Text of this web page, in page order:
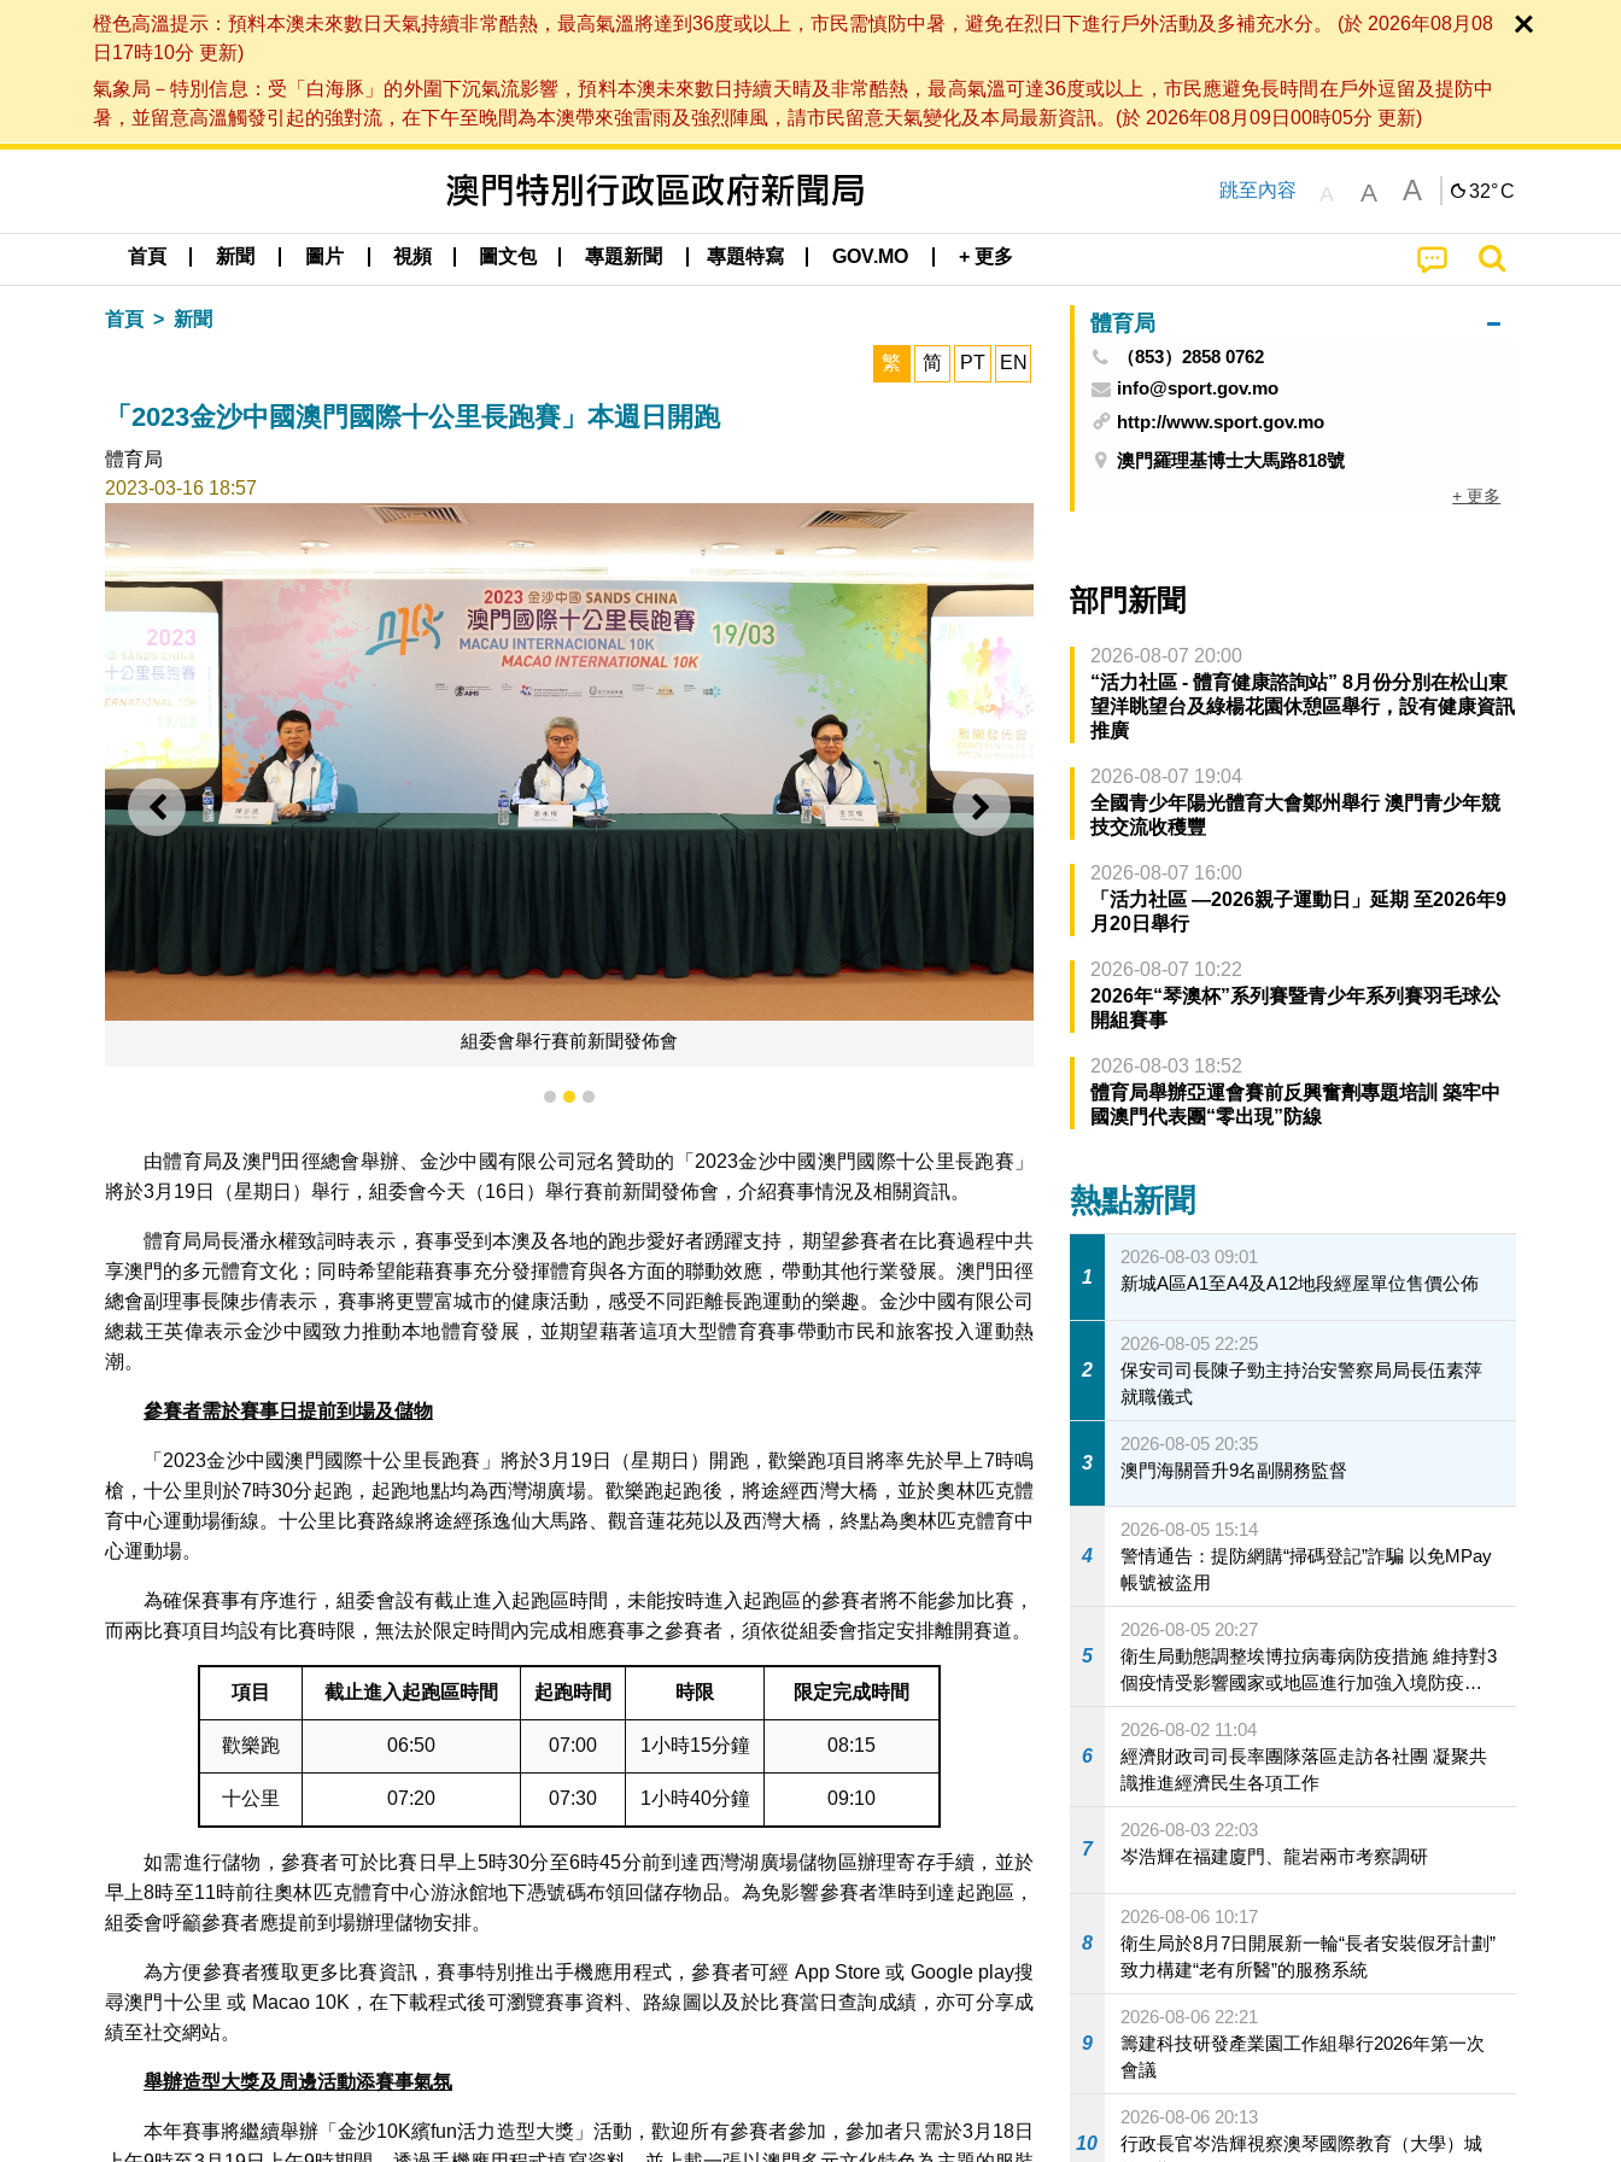
橙色高溫提示：預料本澳未來數日天氣持續非常酷熱，最高氣溫將達到36度或以上，市民需慎防中暑，避免在烈日下進行戶外活動及多補充水分。 (於 2026年08月08
日17時10分 更新)
氣象局－特別信息：受「白海豚」的外圍下沉氣流影響，預料本澳未來數日持續天晴及非常酷熱，最高氣溫可達36度或以上，市民應避免長時間在戶外逗留及提防中
暑，並留意高溫觸發引起的強對流，在下午至晚間為本澳帶來強雷雨及強烈陣風，請市民留意天氣變化及本局最新資訊。(於 2026年08月09日00時05分 更新)
跳至內容 A A A 32°C
首頁 新聞 圖片 視頻 圖文包 專題新聞 專題特寫 GOV.MO + 更多
首頁 新聞
繁 简 PT EN
「2023金沙中國澳門國際十公里長跑賽」本週日開跑
體育局
2023-03-16 18:57
上一則 下一則
組委會舉行賽前新聞發佈會
1 2 3
由體育局及澳門田徑總會舉辦、金沙中國有限公司冠名贊助的「2023金沙中國澳門國際十公里長跑賽」
將於3月19日（星期日）舉行，組委會今天（16日）舉行賽前新聞發佈會，介紹賽事情況及相關資訊。
體育局局長潘永權致詞時表示，賽事受到本澳及各地的跑步愛好者踴躍支持，期望參賽者在比賽過程中共
享澳門的多元體育文化；同時希望能藉賽事充分發揮體育與各方面的聯動效應，帶動其他行業發展。澳門田徑
總會副理事長陳步倩表示，賽事將更豐富城市的健康活動，感受不同距離長跑運動的樂趣。金沙中國有限公司
總裁王英偉表示金沙中國致力推動本地體育發展，並期望藉著這項大型體育賽事帶動市民和旅客投入運動熱
潮。
參賽者需於賽事日 提前到場及儲物
「2023金沙中國澳門國際十公里長跑賽」將於3月19日（星期日）開跑，歡樂跑項目將率先於早上7時鳴
槍，十公里則於7時30分起跑，起跑地點均為西灣湖廣場。歡樂跑起跑後，將途經西灣大橋，並於奧林匹克體
育中心運動場衝線。十公里比賽路線將途經孫逸仙大馬路、觀音蓮花苑以及西灣大橋，終點為奧林匹克體育中
心運動場。
為確保賽事有序進行，組委會設有截止進入起跑區時間，未能按時進入起跑區的參賽者將不能參加比賽，
而兩比賽項目均設有比賽時限，無法於限定時間內完成相應賽事之參賽者，須依從組委會指定安排離開賽道。
項目 截止進入起跑區時間 起跑時間 時限 限定完成時間
歡樂跑 06:50 07:00 1小時15分鐘 08:15
十公里 07:20 07:30 1小時40分鐘 09:10
如需進行儲物，參賽者可於比賽日早上5時30分至6時45分前到達西灣湖廣場儲物區辦理寄存手續，並於
早上8時至11時前往奧林匹克體育中心游泳館地下憑號碼布領回儲存物品。為免影響參賽者準時到達起跑區，
組委會呼籲參賽者應提前到場辦理儲物安排。
為方便參賽者獲取更多比賽資訊，賽事特別推出手機應用程式，參賽者可經 App Store 或 Google play搜
尋澳門十公里 或 Macao 10K，在下載程式後可瀏覽賽事資料、路線圖以及於比賽當日查詢成績，亦可分享成
績至社交網站。
舉辦造型大獎及周邊活動添賽事氣氛
本年賽事將繼續舉辦「 金沙10K繽fun活力造型大獎」活動，歡迎所有參賽者參加，參加者只需於3月18日
體育局
（853）2858 0762
info@sport.gov.mo
http://www.sport.gov.mo
澳門羅理基博士大馬路818號
+ 更多
部門新聞
2026-08-07 20:00
“活力社區 - 體育健康諮詢站” 8月份分別在松山東
望洋眺望台及綠楊花園休憩區舉行，設有健康資訊
推廣
2026-08-07 19:04
全國青少年陽光體育大會鄭州舉行 澳門青少年競
技交流收穫豐
2026-08-07 16:00
「活力社區 —2026親子運動日」延期 至2026年9
月20日舉行
2026-08-07 10:22
2026年“琴澳杯”系列賽暨青少年系列賽羽毛球公
開組賽事
2026-08-03 18:52
體育局舉辦亞運會賽前反興奮劑專題培訓 築牢中
國澳門代表團“零出現”防線
熱點新聞
1
2026-08-03 09:01
新城A區A1至A4及A12地段經屋單位售價公佈
2
2026-08-05 22:25
保安司司長陳子勁主持治安警察局局長伍素萍
就職儀式
3
2026-08-05 20:35
澳門海關晉升9名副關務監督
4
2026-08-05 15:14
警情通告：提防網購“掃碼登記”詐騙 以免MPay
帳號被盜用
5
2026-08-05 20:27
衛生局動態調整埃博拉病毒病防疫措施 維持對3
個疫情受影響國家或地區進行加強入境防疫措
施
6
2026-08-02 11:04
經濟財政司司長率團隊落區走訪各社團 凝聚共
識推進經濟民生各項工作
7
2026-08-03 22:03
岑浩輝在福建廈門、龍岩兩市考察調研
8
2026-08-06 10:17
衛生局於8月7日開展新一輪“長者安裝假牙計劃”
致力構建“老有所醫”的服務系統
9
2026-08-06 22:21
籌建科技研發產業園工作組舉行2026年第一次
會議
10
2026-08-06 20:13
行政長官岑浩輝視察澳琴國際教育（大學）城